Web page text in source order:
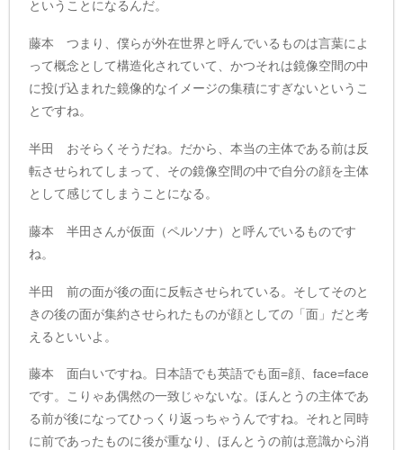
ということになるんだ。
藤本 つまり、僕らが外在世界と呼んでいるものは言葉によ
って概念として構造化されていて、かつそれは鏡像空間の中
に投げ込まれた鏡像的なイメージの集積にすぎないというこ
とですね。
半田 おそらくそうだね。だから、本当の主体である前は反
転させられてしまって、その鏡像空間の中で自分の顔を主体
として感じてしまうことになる。
藤本 半田さんが仮面（ペルソナ）と呼んでいるものです
ね。
半田 前の面が後の面に反転させられている。そしてそのと
きの後の面が集約させられたものが顔としての「面」だと考
えるといいよ。
藤本 面白いですね。日本語でも英語でも面=顔、face=face
です。こりゃあ偶然の一致じゃないな。ほんとうの主体であ
る前が後になってひっくり返っちゃうんですね。それと同時
に前であったものに後が重なり、ほんとうの前は意識から消